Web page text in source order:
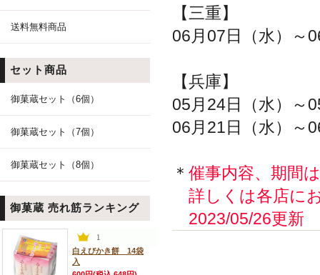
送料無料商品
セット商品
御菓蔵セット（6個）
御菓蔵セット（7個）
御菓蔵セット（8個）
御菓蔵 売れ筋ランキング
白えびかき餅 14袋
入
【三重】
06月07日（水）～
【兵庫】
05月24日（水）～
06月21日（水）～
＊ 催事内容、期間
詳しくは各店に
2023/05/26更新